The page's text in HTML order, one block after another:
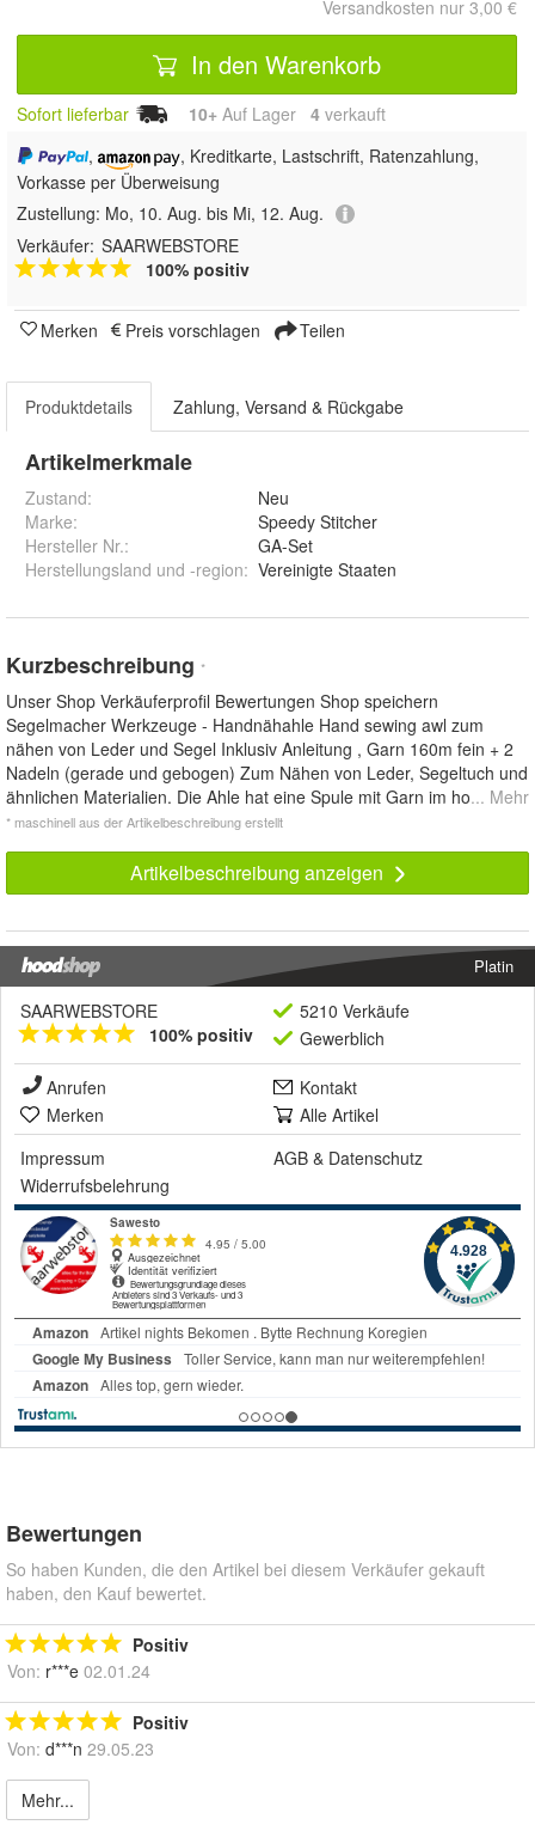
Versandkosten nur 3,00 €
In den Warenkorb
Sofort lieferbar 10+ Auf Lager 4 verkauft
,
, Kreditkarte, Lastschrift, Ratenzahlung,
Vorkasse per Überweisung
Zustellung: Mo, 10. Aug. bis Mi, 12. Aug.
Verkäufer: SAARWEBSTORE
100% positiv
Merken Preis vorschlagen Teilen
Produktdetails Zahlung, Versand & Rückgabe
Artikelmerkmale
Zustand:
Neu
Marke:
Speedy Stitcher
Hersteller Nr.:
GA-Set
Herstellungsland und -region: Vereinigte Staaten
Kurzbeschreibung *
Unser Shop Verkäuferprofil Bewertungen Shop speichern
Segelmacher Werkzeuge - Handnähahle Hand sewing awl zum
nähen von Leder und Segel Inklusiv Anleitung , Garn 160m fein + 2
Nadeln (gerade und gebogen) Zum Nähen von Leder, Segeltuch und
ähnlichen Materialien. Die Ahle hat eine Spule mit Garn im ho... Mehr
* maschinell aus der Artikelbeschreibung erstellt
Artikelbeschreibung anzeigen
Platin
SAARWEBSTORE
100% positiv
5210 Verkäufe
Gewerblich
Anrufen
Kontakt
Merken
Alle Artikel
Impressum
AGB & Datenschutz
Widerrufsbelehrung
Bewertungen
So haben Kunden, die den Artikel bei diesem Verkäufer gekauft
haben, den Kauf bewertet.
Positiv
Von: r***e 02.01.24
Positiv
Von: d***n 29.05.23
Mehr...